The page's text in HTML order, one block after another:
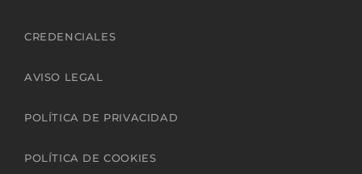
CREDENCIALES
AVISO LEGAL
POLÍTICA DE PRIVACIDAD
POLÍTICA DE COOKIES